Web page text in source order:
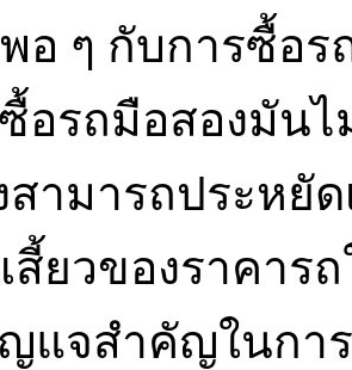
อ ๆ กับการซื้อร
อรถมือสองมันไ
สามารถประหยั
เสี้ยวของราคา
แจสำคัญในกา